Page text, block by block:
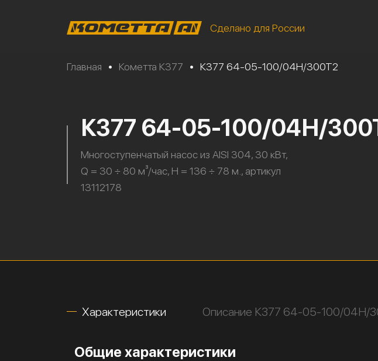
Сделано для России
Главная • Кометта К377 • К377 64-05-100/04Н/300Т2
К377 64-05-100/04Н/
Многоступенчатый насос из AISI 304, 30 кВт,
Q = 30 ÷ 80 м³/час, H = 136 ÷ 78 м., артикул
13112178
Характеристики Описание К377 64-05-100/04Н/
Общие характеристики